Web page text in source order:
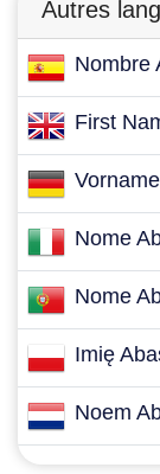
Autres
Nombre
First
Nome
Nome
Imię
Noem